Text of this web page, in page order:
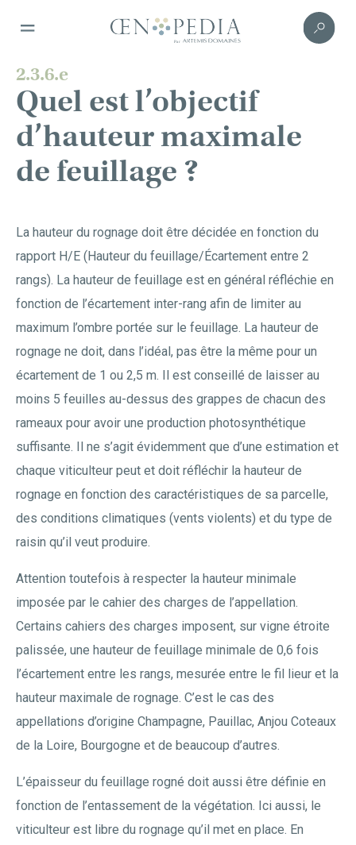
2.3.6.e
Quel est l’objectif
d’hauteur maximale
de feuillage ?
La hauteur du rognage doit être décidée en fonction du
rapport H/E (Hauteur du feuillage/Écartement entre 2
rangs). La hauteur de feuillage est en général réfléchie en
fonction de l’écartement inter-rang afin de limiter au
maximum l’ombre portée sur le feuillage. La hauteur de
rognage ne doit, dans l’idéal, pas être la même pour un
écartement de 1 ou 2,5 m. Il est conseillé de laisser au
moins 5 feuilles au-dessus des grappes de chacun des
rameaux pour avoir une production photosynthétique
suffisante. Il ne s’agit évidemment que d’une estimation et
chaque viticulteur peut et doit réfléchir la hauteur de
rognage en fonction des caractéristiques de sa parcelle,
des conditions climatiques (vents violents) et du type de
raisin qu’il veut produire.
Attention toutefois à respecter la hauteur minimale
imposée par le cahier des charges de l’appellation.
Certains cahiers des charges imposent, sur vigne étroite
palissée, une hauteur de feuillage minimale de 0,6 fois
l’écartement entre les rangs, mesurée entre le fil lieur et la
hauteur maximale de rognage. C’est le cas des
appellations d’origine Champagne, Pauillac, Anjou Coteaux
de la Loire, Bourgogne et de beaucoup d’autres.
L’épaisseur du feuillage rogné doit aussi être définie en
fonction de l’entassement de la végétation. Ici aussi, le
viticulteur est libre du rognage qu’il met en place. En